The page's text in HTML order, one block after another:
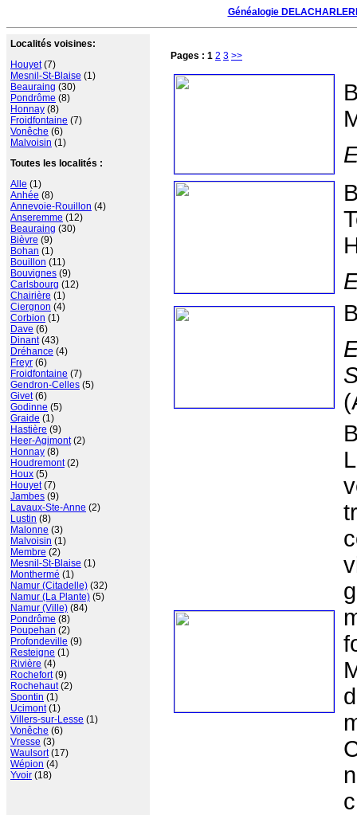
Généalogie
Localités voisines:
Houyet(7)
Mesnil-St-Blaise (1)
Beauraing (30)
Pondrôme (8)
Honnay (8)
Froidfontaine (7)
Vonêche (6)
Malvoisin (1)
Toutes les localités :
Alle (1)
Anhée (8)
Annevoie-Rouillon (4)
Anseremme (12)
Beauraing (30)
Bièvre (9)
Bohan (1)
Bouillon (11)
Bouvignes (9)
Carlsbourg (12)
Chairière (1)
Ciergnon (4)
Corbion (1)
Dave (6)
Dinant(43)
Dréhance (4)
Freyr (6)
Froidfontaine (7)
Gendron-Celles (5)
Givet(6)
Godinne (5)
Graide (1)
Hastière (9)
Heer-Agimont(2)
Honnay (8)
Houdremont(2)
Houx (5)
Houyet(7)
Jambes (9)
Lavaux-Ste-Anne (2)
Lustin (8)
Malonne (3)
Malvoisin (1)
Membre (2)
Mesnil-St-Blaise (1)
Monthermé (1)
Namur (Citadelle) (32)
Namur (La Plante) (5)
Namur (Ville) (84)
Pondrôme (8)
Poupehan (2)
Profondeville (9)
Resteigne (1)
Rivière (4)
Rochefort(9)
Rochehaut(2)
Spontin (1)
Ucimont(1)
Villers-sur-Lesse (1)
Vonêche (6)
Vresse (3)
Waulsort(17)
Wépion (4)
Yvoir (18)
Pages : 1 2 3 >>